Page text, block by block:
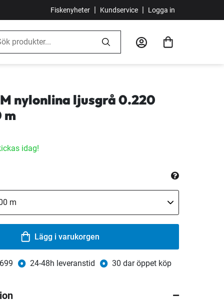
Fiskenyheter | Kundservice | Logga in
nylonlina ljusgrå 0.220
m
idag!
Lägg i varukorgen
24-48h leveranstid 30 dar öppet köp